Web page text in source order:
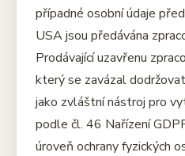
případné osobní údaje
USA jsou předávána
Prodávající uzavřenu
který se zavázal
jako zvláštní nástroj pro
podle čl. 46 Nařízení
úroveň ochrany fyzických